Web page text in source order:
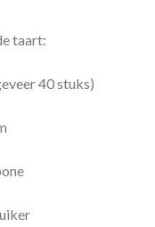
taart:
40 stuks)